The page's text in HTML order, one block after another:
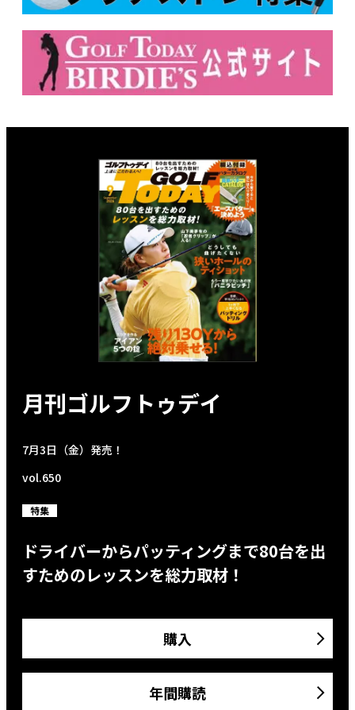
月刊ゴルフトゥデイ
7月3日（金）発売！
vol.650
特集
ドライバーからパッティングまで80台を出
すためのレッスンを総力取材！
購入
年間購読